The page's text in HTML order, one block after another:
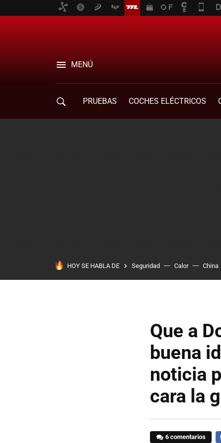
MENÚ
PRUEBAS COCHES ELÉCTRICOS
HOY SE HABLA DE Seguridad Calor China
Que a
buena
noticia
cara la
6 comentarios